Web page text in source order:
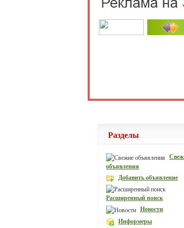
Разделы
объявления
Добавить объявление
Расширенный поиск
Новости
Информеры